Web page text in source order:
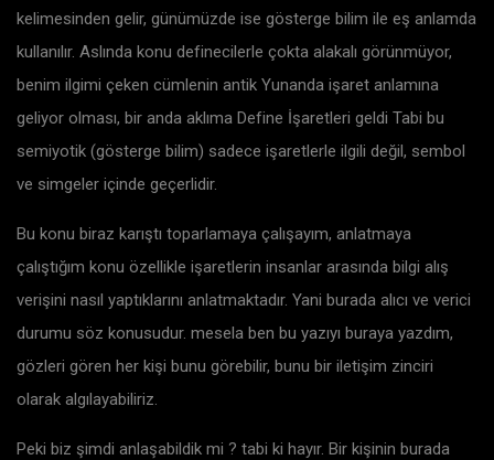
kelimesinden gelir, günümüzde ise gösterge bilim ile eş anlamda
kullanılır. Aslında konu definecilerle çokta alakalı görünmüyor,
benim ilgimi çeken cümlenin antik Yunanda işaret anlamına
geliyor olması, bir anda aklıma Define İşaretleri geldi Tabi bu
semiyotik (gösterge bilim) sadece işaretlerle ilgili değil, sembol
ve simgeler içinde geçerlidir.
Bu konu biraz karıştı toparlamaya çalışayım, anlatmaya
çalıştığım konu özellikle işaretlerin insanlar arasında bilgi alış
verişini nasıl yaptıklarını anlatmaktadır. Yani burada alıcı ve verici
durumu söz konusudur. mesela ben bu yazıyı buraya yazdım,
gözleri gören her kişi bunu görebilir, bunu bir iletişim zinciri
olarak algılayabiliriz.
Peki biz şimdi anlaşabildik mi ? tabi ki hayır. Bir kişinin burada